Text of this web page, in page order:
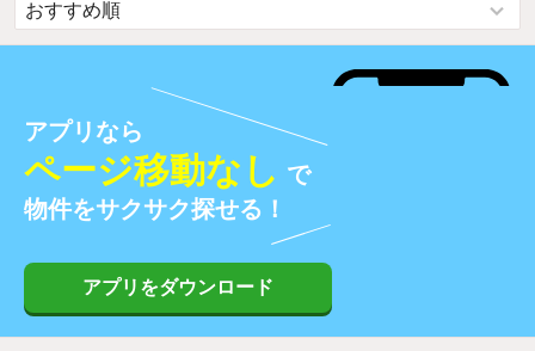
アプリなら
ページ移動なし で
物件をサクサク探せる！
アプリをダウンロード